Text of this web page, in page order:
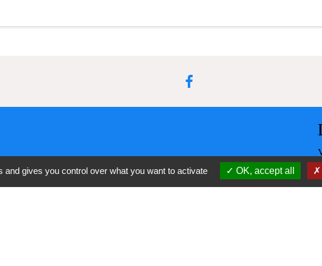
and gives you control over what you want to activate OK, accept all